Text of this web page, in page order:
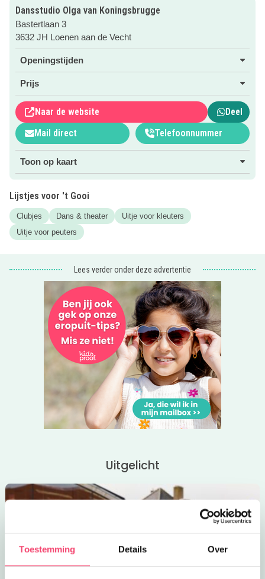
Toestemming Details Over
Ben je al wat ouder? Doe dan mee met
leer je te dansen binnen een thema en krijg je de
beginselen vanklassiek ballet
danslessenHipHop,Streetdance,Modernen een echte
BoysClasszijn ook mogelijk!
Kijk voor meer informatie, tijden van de lessen en voor
foto’s van voorstellingen op de website door te klikken op
de roze button.
Dansstudio Olga van Koningsbrugge
Bastertlaan 3
3632 JH Loenen aan de Vecht
Openingstijden
Prijs
Naar de website
Deel
Mail direct
Telefoonnummer
Toon op kaart
Lijstjes voor 't Gooi
Clubjes Dans & theater
Uitje voor kleuters
Uitje voor peuters
Lees verder onder deze advertentie
Uitgelicht